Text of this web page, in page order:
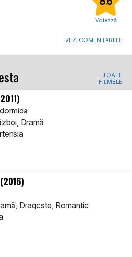
Votează
VEZI COMENTARIILE
TOATE
FILMELE
Dramă
(2016)
Dragoste, Romantic